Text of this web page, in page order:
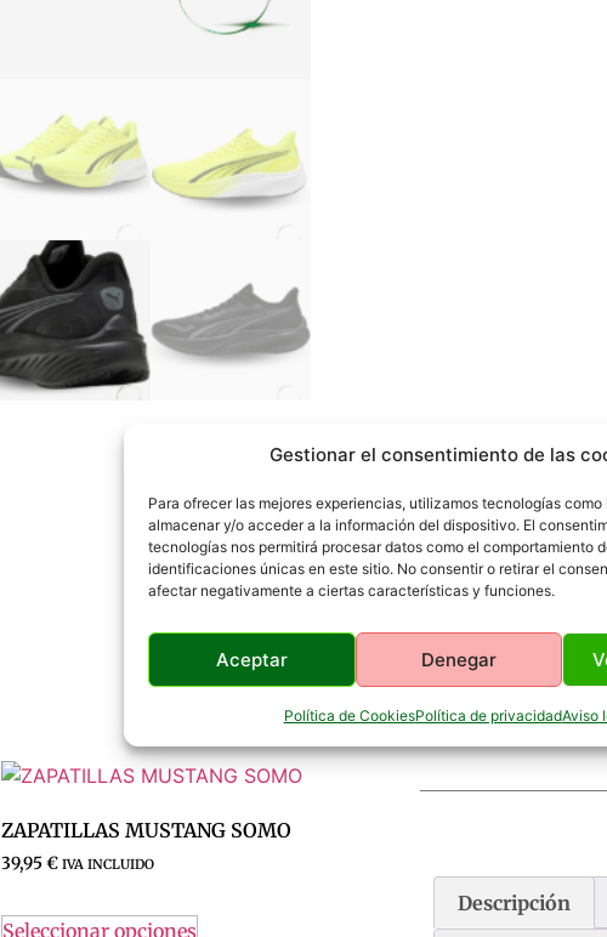
Gestionar el consentimiento de las
Para ofrecer las mejores experiencias, utilizamos tecnologías como
almacenar y/o acceder a la información del dispositivo. El
tecnologías nos permitirá procesar datos como el comportamiento
identificaciones únicas en este sitio. No consentir o retirar el
afectar negativamente a ciertas características y funciones.
Aceptar Denegar
Política de CookiesPolítica de privacidadAviso
ZAPATILLAS MUSTANG SOMO
39,95€ IVA INCLUIDO
Seleccionar opciones
PUMA POUNCE
Descripción